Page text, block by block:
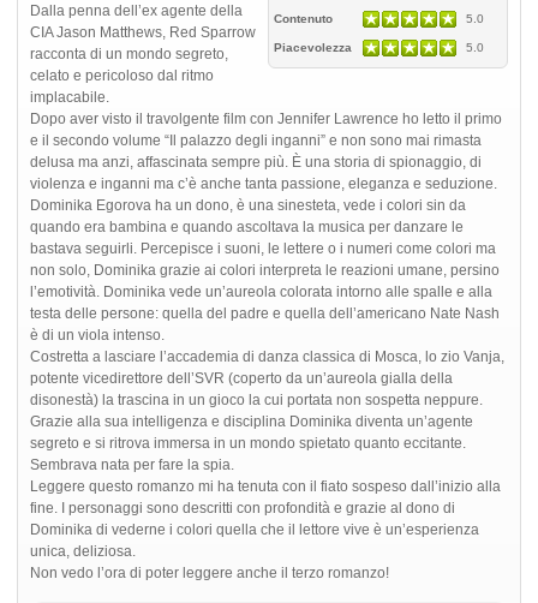
Contenuto 5.0
Piacevolezza 5.0
Dalla penna dell’ex agente della
CIA Jason Matthews, Red Sparrow
racconta di un mondo segreto,
celato e pericoloso dal ritmo
implacabile.
Dopo aver visto il travolgente film con Jennifer Lawrence ho letto il primo
e il secondo volume “Il palazzo degli inganni” e non sono mai rimasta
delusa ma anzi, affascinata sempre più. È una storia di spionaggio, di
violenza e inganni ma c’è anche tanta passione, eleganza e seduzione.
Dominika Egorova ha un dono, è una sinesteta, vede i colori sin da
quando era bambina e quando ascoltava la musica per danzare le
bastava seguirli. Percepisce i suoni, le lettere o i numeri come colori ma
non solo, Dominika grazie ai colori interpreta le reazioni umane, persino
l’emotività. Dominika vede un’aureola colorata intorno alle spalle e alla
testa delle persone: quella del padre e quella dell’americano Nate Nash
è di un viola intenso.
Costretta a lasciare l’accademia di danza classica di Mosca, lo zio Vanja,
potente vicedirettore dell’SVR (coperto da un’aureola gialla della
disonestà) la trascina in un gioco la cui portata non sospetta neppure.
Grazie alla sua intelligenza e disciplina Dominika diventa un’agente
segreto e si ritrova immersa in un mondo spietato quanto eccitante.
Sembrava nata per fare la spia.
Leggere questo romanzo mi ha tenuta con il fiato sospeso dall’inizio alla
fine. I personaggi sono descritti con profondità e grazie al dono di
Dominika di vederne i colori quella che il lettore vive è un’esperienza
unica, deliziosa.
Non vedo l’ora di poter leggere anche il terzo romanzo!